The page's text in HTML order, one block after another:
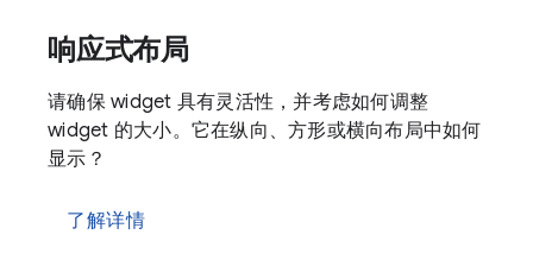
响应式布局
请确保 widget 具有灵活性，并考虑如何调整
widget 的大小。它在纵向、方形或横向布局中如何
显示？
了解详情